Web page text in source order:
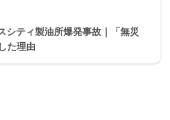
シティ製油所爆発事故｜「無災
た理由